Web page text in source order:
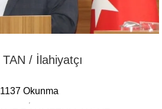
/ İlahiyatçı
1137 Okunma